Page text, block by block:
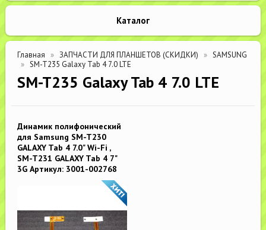
Каталог
Главная ЗАПЧАСТИ ДЛЯ ПЛАНШЕТОВ (СКИДКИ)
SAMSUNG
SM-T235 Galaxy Tab 4 7.0 LTE
SM-T235 Galaxy Tab 4 7.0 LTE
Динамик полифонический
для Samsung SM-T230
GALAXY Tab 4 7.0" Wi-Fi ,
SM-T231 GALAXY Tab 4 7"
3G Артикул: 3001-002768